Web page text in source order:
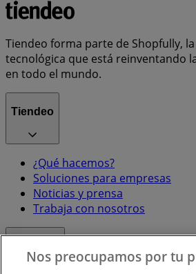
Tiendeo forma parte de Shopfully,
tecnológica que está reinventando
en todo el mundo.
Tiendeo
¿Qué hacemos?
Soluciones para empresas
Noticias y prensa
Trabaja con nosotros
Nos preocupamos por tu